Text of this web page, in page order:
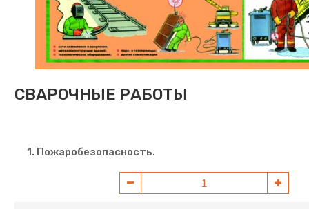
СВАРОЧНЫЕ РАБОТЫ
1. Пожаробезопасность.